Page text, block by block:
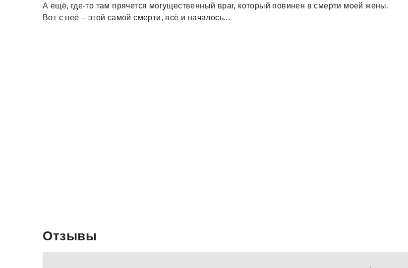
А ещё, где-то там прячется могущественный враг, который повинен в смерти моей жены.
Вот с неё – этой самой смерти, всё и началось...
Отзывы